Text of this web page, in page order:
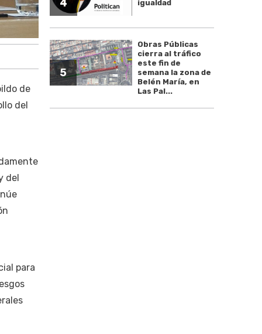
de
del
del
para
4 igualdad
5
Obras Públicas
cierra al tráfico
este fin de
semana la zona de
Belén María, en
Las Pal...